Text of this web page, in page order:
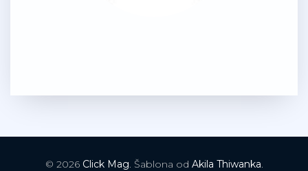
© 2026 Click Mag. Šablona od Akila Thiwanka.